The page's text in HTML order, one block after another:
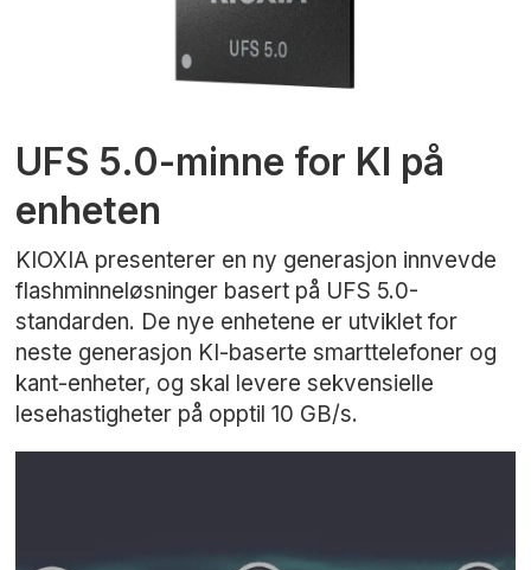
UFS 5.0-minne for KI på
enheten
KIOXIA presenterer en ny generasjon innvevde
flashminneløsninger basert på UFS 5.0-
standarden. De nye enhetene er utviklet for
neste generasjon KI-baserte smarttelefoner og
kant-enheter, og skal levere sekvensielle
lesehastigheter på opptil 10 GB/s.